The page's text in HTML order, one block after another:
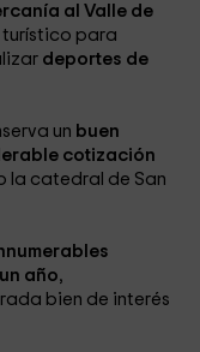
al Valle de
turístico para
deportes de
un buen
cotización
la catedral de San
año,
bien de interés